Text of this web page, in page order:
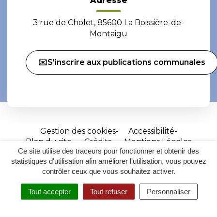
Ce site utilise des traceurs pour fonctionner et obtenir des
statistiques d'utilisation afin améliorer l'utilisation, vous pouvez
contrôler ceux que vous souhaitez activer.
Tout accepter Tout refuser Personnaliser
RECHERCHER
ACCESSIBILITÉ
3 rue de Cholet, 85600 La Boissière-de-
Montaigu
✉️S'inscrire aux publications communales
Gestion des cookies
Accessibilité
Plan du site
Crédits
Mentions Légales
Site
réalisé
par
Inovagora